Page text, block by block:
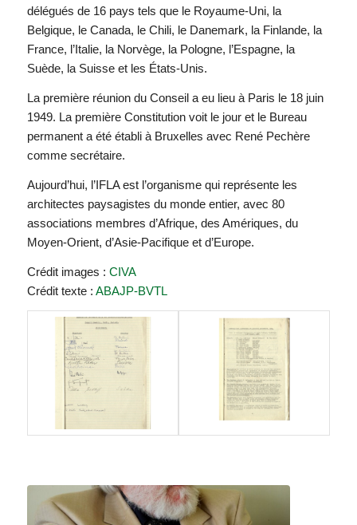
délégués de 16 pays tels que le Royaume-Uni, la
Belgique, le Canada, le Chili, le Danemark, la Finlande, la
France, l’Italie, la Norvège, la Pologne, l’Espagne, la
Suède, la Suisse et les États-Unis.
La première réunion du Conseil a eu lieu à Paris le 18 juin
1949. La première Constitution voit le jour et le Bureau
permanent a été établi à Bruxelles avec René Pechère
comme secrétaire.
Aujourd’hui, l’IFLA est l’organisme qui représente les
architectes paysagistes du monde entier, avec 80
associations membres d’Afrique, des Amériques, du
Moyen-Orient, d’Asie-Pacifique et d’Europe.
Crédit images : CIVA
Crédit texte : ABAJP-BVTL